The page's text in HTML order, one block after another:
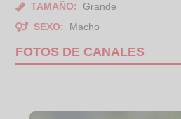
TAMAÑO:
Grande
SEXO:
Macho
FOTOS DE CANALES